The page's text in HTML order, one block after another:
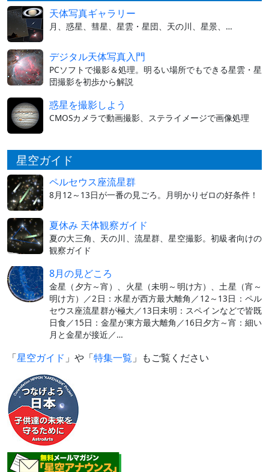
天体写真ギャラリー
月、惑星、彗星、星雲・星団、天の川、星景、…
デジタル天体写真入門
PCソフトで撮影＆処理。明るい場所でもできる星雲・星
団撮影を初歩から解説
惑星を撮影しよう
CMOSカメラで動画撮影、ステライメージで画像処理
星空ガイド
ペルセウス座流星群
8月12～13日が一番の見ごろ。月明かりゼロの好条件！
夏休み 天体観察ガイド
夏の大三角、天の川、流星群、星空撮影。初級者向けの
観察ガイド
8月の見どころ
金星（夕方～宵）、火星（未明～明け方）、土星（宵～
明け方）／2日：水星が西方最大離角／12～13日：ペル
セウス座流星群が極大／13日未明：スペインなどで皆既
日食／15日：金星が東方最大離角／16日夕方～宵：細い
月と金星が接近／…
「星空ガイド 」や「特集一覧 」もご覧ください